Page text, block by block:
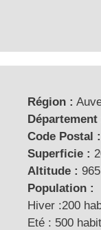
Région :
Département
Code Postal :
Superficie :
Altitude :
Population :
Hiver :200
Eté : 500